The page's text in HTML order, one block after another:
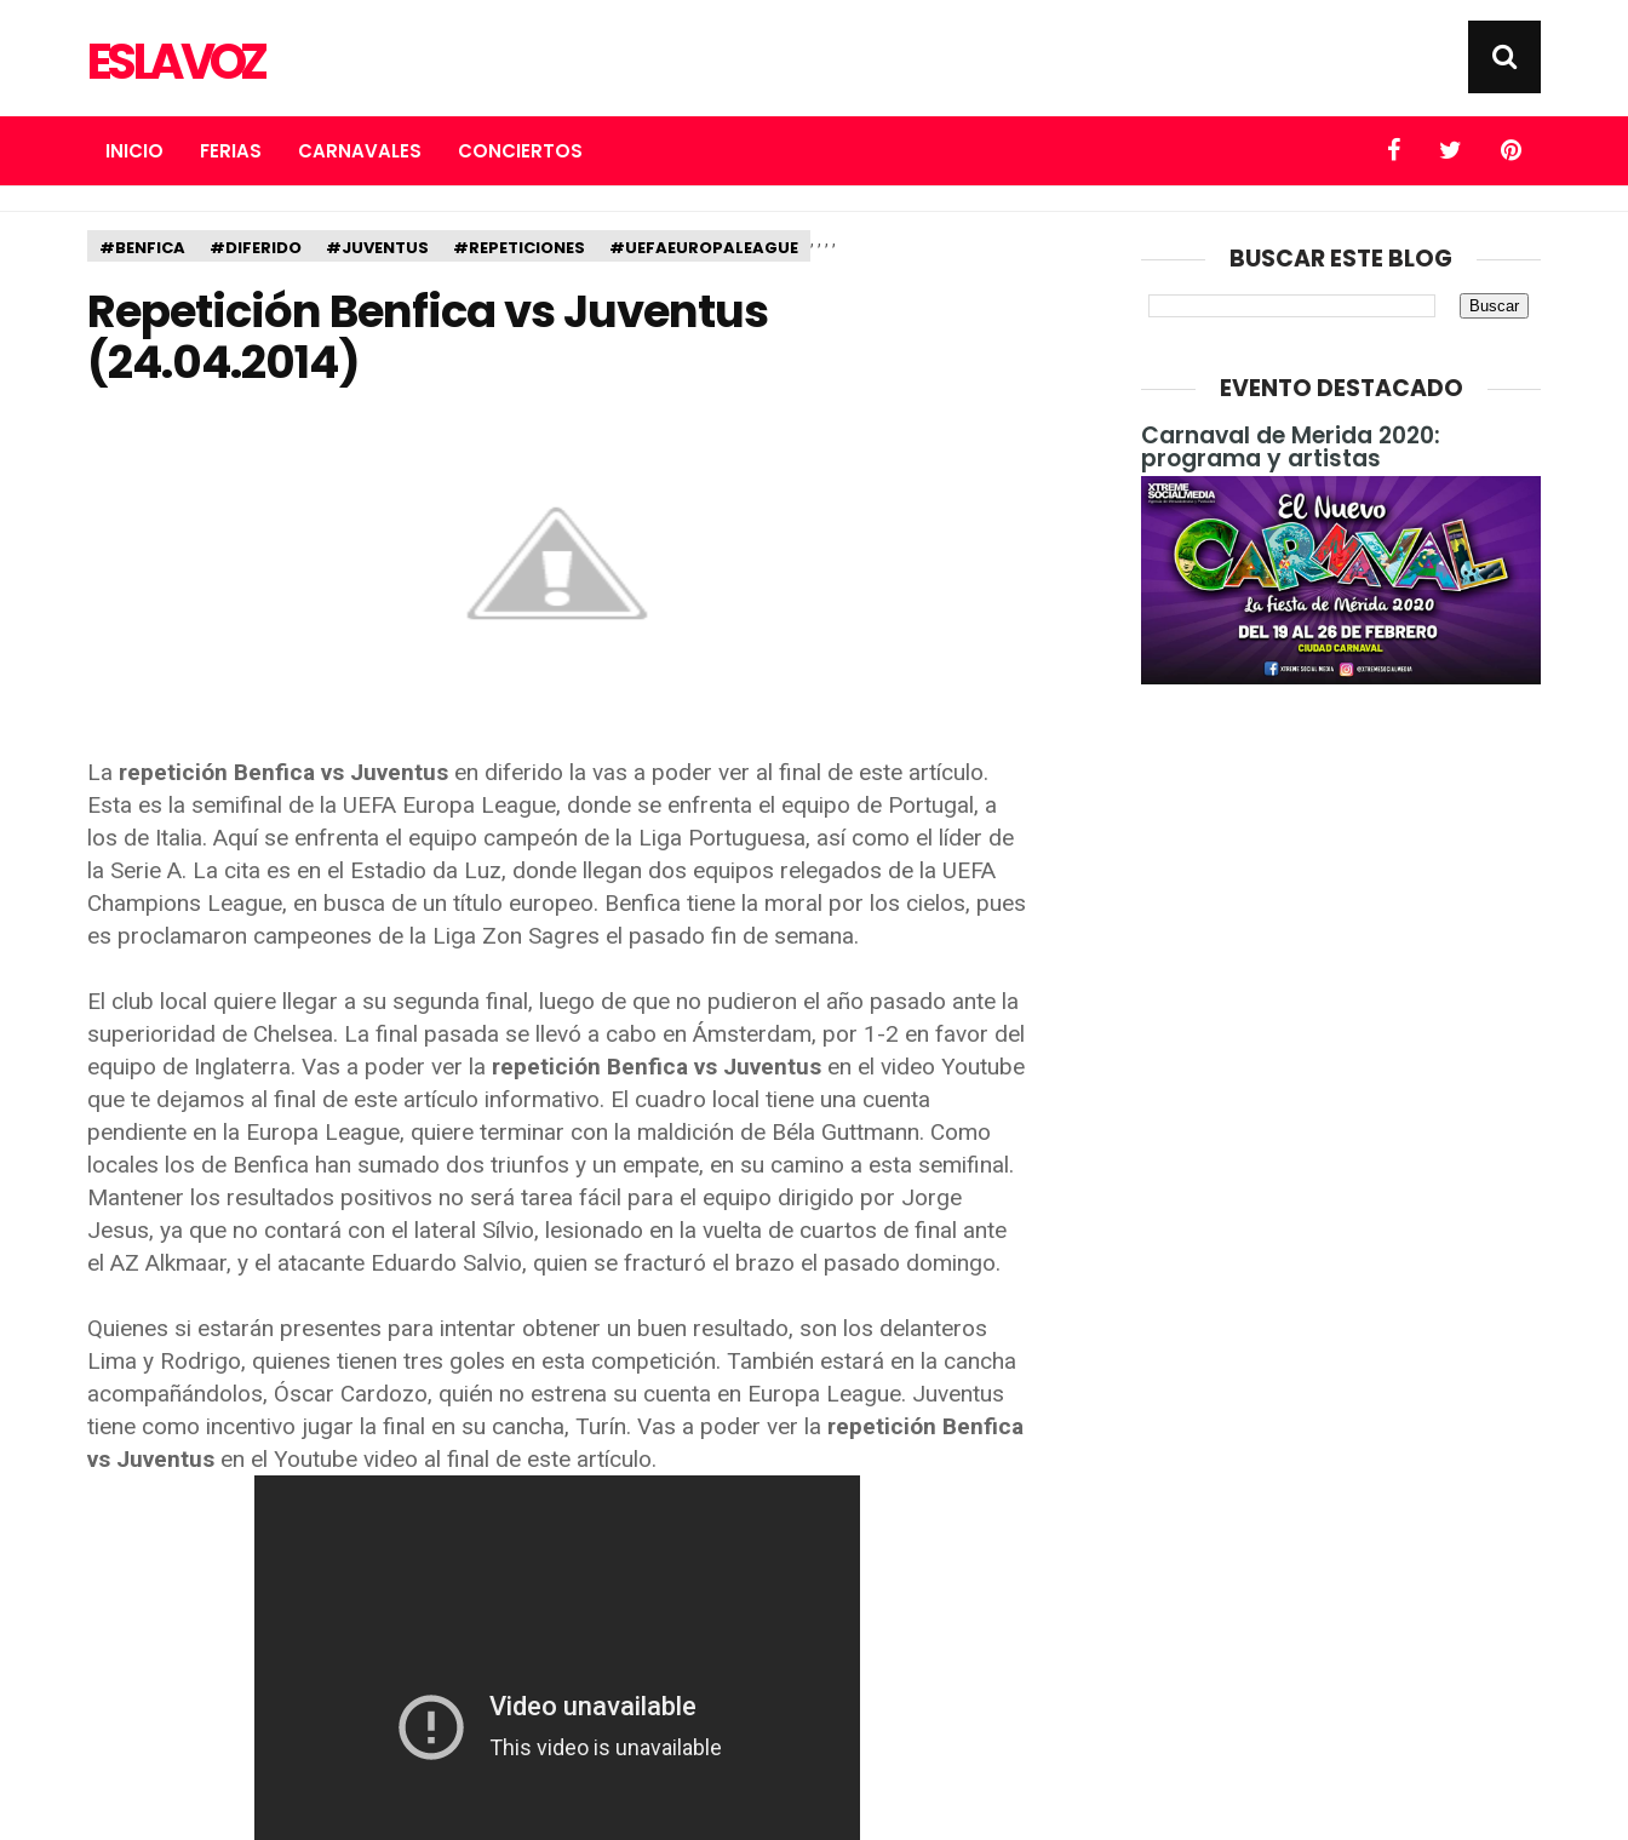
ES LA VOZ
INICIO FERIAS CARNAVALES CONCIERTOS
#BENFICA ,
#DIFERIDO ,
#JUVENTUS ,
#REPETICIONES ,
#UEFAEUROPALEAGUE
Repetición Benfica vs Juventus
(24.04.2014)
La repetición Benfica vs Juventus en diferido la vas a poder ver al final de este artículo.
Esta es la semifinal de la UEFA Europa League, donde se enfrenta el equipo de Portugal, a
los de Italia. Aquí se enfrenta el equipo campeón de la Liga Portuguesa, así como el líder de
la Serie A. La cita es en el Estadio da Luz, donde llegan dos equipos relegados de la UEFA
Champions League, en busca de un título europeo. Benfica tiene la moral por los cielos, pues
es proclamaron campeones de la Liga Zon Sagres el pasado fin de semana.
El club local quiere llegar a su segunda final, luego de que no pudieron el año pasado ante la
superioridad de Chelsea. La final pasada se llevó a cabo en Ámsterdam, por 1-2 en favor del
equipo de Inglaterra. Vas a poder ver la repetición Benfica vs Juventus en el video Youtube
que te dejamos al final de este artículo informativo. El cuadro local tiene una cuenta
pendiente en la Europa League, quiere terminar con la maldición de Béla Guttmann. Como
locales los de Benfica han sumado dos triunfos y un empate, en su camino a esta semifinal.
Mantener los resultados positivos no será tarea fácil para el equipo dirigido por Jorge
Jesus, ya que no contará con el lateral Sílvio, lesionado en la vuelta de cuartos de final ante
el AZ Alkmaar, y el atacante Eduardo Salvio, quien se fracturó el brazo el pasado domingo.
Quienes si estarán presentes para intentar obtener un buen resultado, son los delanteros
Lima y Rodrigo, quienes tienen tres goles en esta competición. También estará en la cancha
acompañándolos, Óscar Cardozo, quién no estrena su cuenta en Europa League. Juventus
tiene como incentivo jugar la final en su cancha, Turín. Vas a poder ver la repetición Benfica
vs Juventus en el Youtube video al final de este artículo.
BUSCAR ESTE BLOG
EVENTO DESTACADO
Carnaval de Merida 2020:
programa y artistas